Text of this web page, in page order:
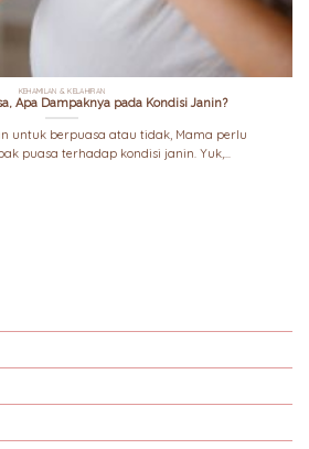
KEHAMILAN & KELAHIRAN
Apa Dampaknya pada Kondisi Janin?
untuk berpuasa atau tidak, Mama perlu
puasa terhadap kondisi janin. Yuk,...